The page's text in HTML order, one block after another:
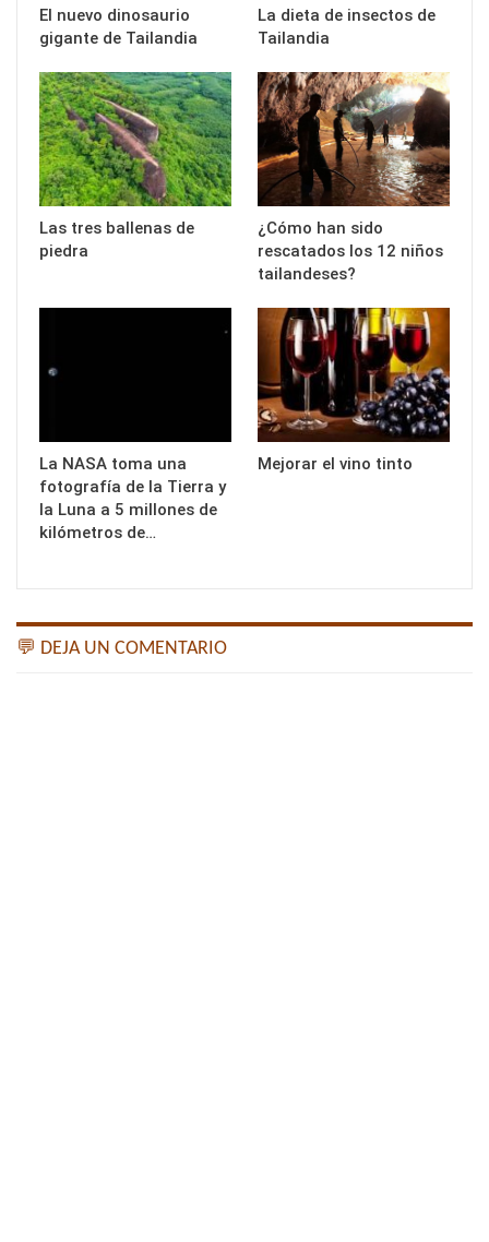
El nuevo dinosaurio
gigante de Tailandia
La dieta de insectos de
Tailandia
Las tres ballenas de
piedra
¿Cómo han sido
rescatados los 12 niños
tailandeses?
La NASA toma una
fotografía de la Tierra y
la Luna a 5 millones de
kilómetros de…
Mejorar el vino tinto
💬 DEJA UN COMENTARIO